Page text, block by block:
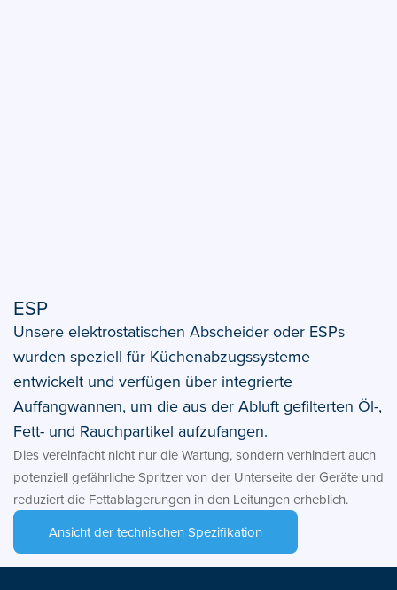
ESP
Unsere elektrostatischen Abscheider oder ESPs
wurden speziell für Küchenabzugssysteme
entwickelt und verfügen über integrierte
Auffangwannen, um die aus der Abluft gefilterten Öl-,
Fett- und Rauchpartikel aufzufangen.
Dies vereinfacht nicht nur die Wartung, sondern verhindert auch
potenziell gefährliche Spritzer von der Unterseite der Geräte und
reduziert die Fettablagerungen in den Leitungen erheblich.
Ansicht der technischen Spezifikation